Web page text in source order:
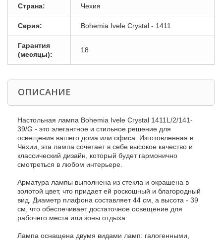
Страна: Чехия
Серия: Bohemia Ivele Crystal - 1411
Гарантия
(месяцы):
18
ОПИСАНИЕ
Настольная лампа Bohemia Ivele Crystal 1411L/2/141-
39/G - это элегантное и стильное решение для
освещения вашего дома или офиса. Изготовленная в
Чехии, эта лампа сочетает в себе высокое качество и
классический дизайн, который будет гармонично
смотреться в любом интерьере.
Арматура лампы выполнена из стекла и окрашена в
золотой цвет, что придает ей роскошный и благородный
вид. Диаметр плафона составляет 44 см, а высота - 39
см, что обеспечивает достаточное освещение для
рабочего места или зоны отдыха.
Лампа оснащена двумя видами ламп: галогенными,